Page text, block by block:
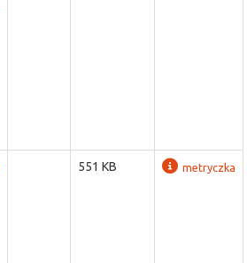
551 KB metryczka